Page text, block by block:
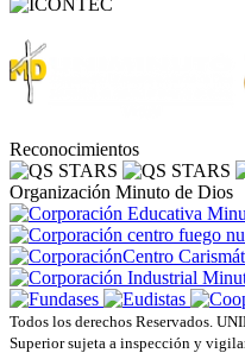
Reconocimientos
Organización Minuto de Dios
Todos los derechos Reservados.
Superior sujeta a inspección y